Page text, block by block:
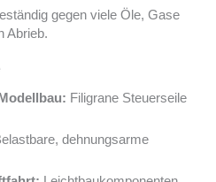
gegen viele Öle, Gase
Abrieb.
Filigrane Steuerseile
dehnungsarme